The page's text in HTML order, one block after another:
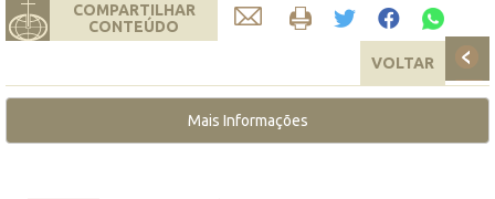
COMPARTILHAR
CONTEÚDO
VOLTAR
Mais Informações